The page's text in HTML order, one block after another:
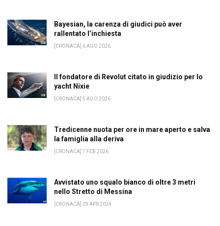
Bayesian, la carenza di giudici può aver
rallentato l’inchiesta
[CRONACA] 6 AGO 2026
Il fondatore di Revolut citato in giudizio per lo
yacht Nixie
[CRONACA] 5 AGO 2026
Tredicenne nuota per ore in mare aperto e salva
la famiglia alla deriva
[CRONACA] 7 FEB 2026
Avvistato uno squalo bianco di oltre 3 metri
nello Stretto di Messina
[CRONACA] 29 APR 2024